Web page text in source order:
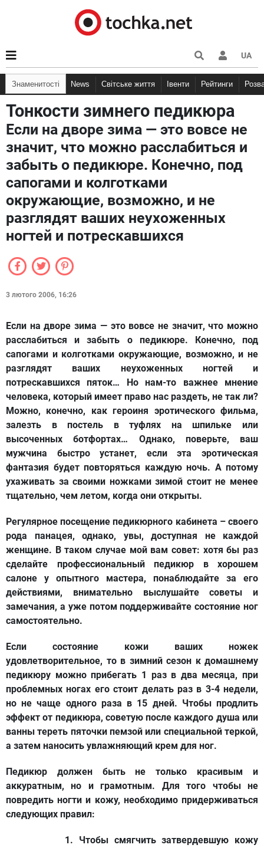
UA
Знаменитості News Світське життя Івенти Рейтинги
Тонкости зимнего педикюра
Если на дворе зима — это вовсе не
значит, что можно расслабиться и
забыть о педикюре. Конечно, под
сапогами и колготками
окружающие, возможно, и не
разглядят ваших неухоженных
ногтей и потрескавшихся
3 лютого 2006, 16:26
Если на дворе зима — это вовсе не значит, что можно
расслабиться и забыть о педикюре. Конечно, под
сапогами и колготками окружающие, возможно, и не
разглядят ваших неухоженных ногтей и
потрескавшихся пяток… Но нам-то важнее мнение
человека, который имеет право нас раздеть, не так ли?
Можно, конечно, как героиня эротического фильма,
залезть в постель в туфлях на шпильке или
высоченных ботфортах… Однако, поверьте, ваш
мужчина быстро устанет, если эта эротическая
фантазия будет повторяться каждую ночь. А потому
ухаживать за своими ножками зимой стоит не менее
тщательно, чем летом, когда они открыты.
Регулярное посещение педикюрного кабинета – своего
рода панацея, однако, увы, доступная не каждой
женщине. В таком случае мой вам совет: хотя бы раз
сделайте профессиональный педикюр в хорошем
салоне у опытного мастера, понаблюдайте за его
действиями, внимательно выслушайте советы и
замечания, а уже потом поддерживайте состояние ног
самостоятельно.
Если состояние кожи ваших ножек
удовлетворительное, то в зимний сезон к домашнему
педикюру можно прибегать 1 раз в два месяца, при
проблемных ногах его стоит делать раз в 3-4 недели,
но не чаще одного раза в 15 дней. Чтобы продлить
эффект от педикюра, советую после каждого душа или
ванны тереть пяточки пемзой или специальной теркой,
а затем наносить увлажняющий крем для ног.
Педикюр должен быть не только красивым и
аккуратным, но и грамотным. Для того чтобы не
повредить ногти и кожу, необходимо придерживаться
следующих правил:
1. Чтобы смягчить затвердевшую кожу